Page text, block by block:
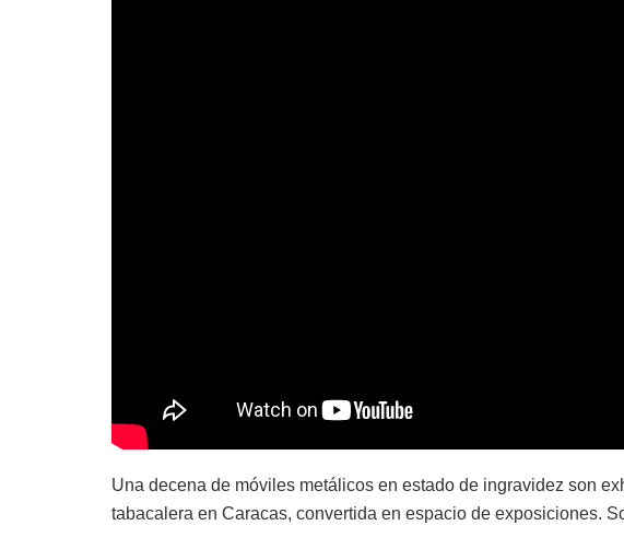
Una decena de móviles metálicos en estado de ingravidez son
tabacalera en Caracas, convertida en espacio de exposiciones.